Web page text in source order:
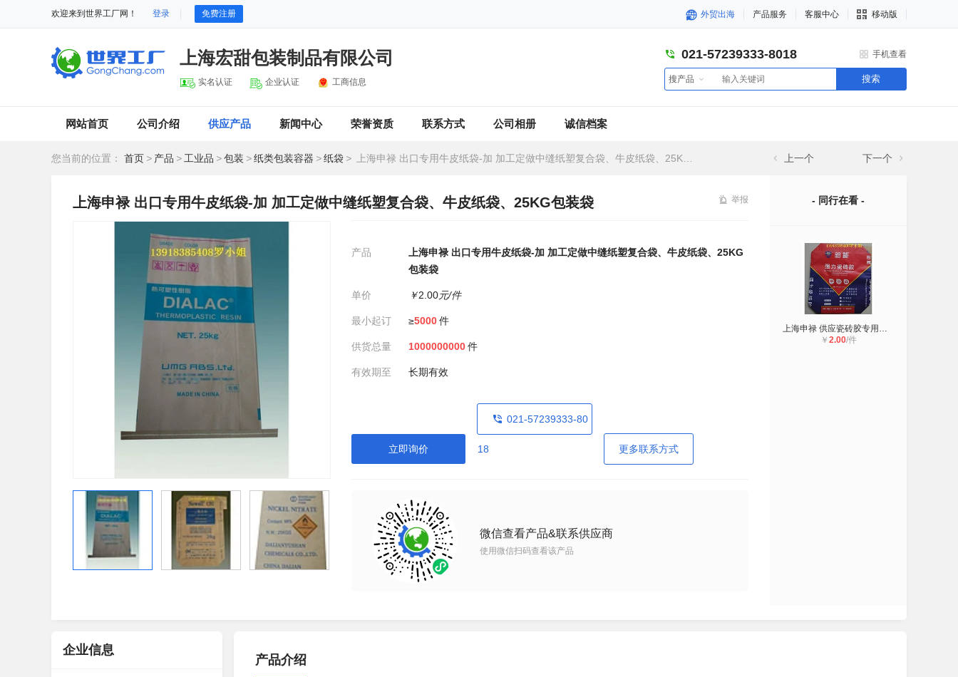
欢迎来到世界工厂网！ 登录 免费注册 外贸出海 产品服务 客服中心 移动版
上海宏甜包装制品有限公司
实名认证 企业认证 工商信息
021-57239333-8018 手机查看
搜产品 搜索
网站首页 公司介绍 供应产品 新闻中心 荣誉资质 联系方式 公司相册 诚信档案
您当前的位置： 首页 > 产品 > 工业品 >包装 >纸类包装容器 >纸袋 > 上海申禄 出口专用牛皮纸袋-加 加工定做中缝纸塑复合袋、牛皮纸袋、25KG包装袋 上一个 下一个
上海申禄 出口专用牛皮纸袋-加 加工定做中缝纸塑复合袋、牛皮纸袋、25KG包装袋 举报
产品
上海申禄 出口专用牛皮纸袋-加 加工定做中缝纸塑复合袋、牛皮纸袋、25KG
包装袋
单价 ￥2.00元/件
最小起订 ≥5000件
供货总量 1000000000件
有效期至 长期有效
立即询价
021-57239333-80
18 更多联系方式
微信查看产品&联系供应商
使用微信扫码查看该产品
- 同行在看 -
上海申禄 供应瓷砖胶专用阀口袋 自动
￥ 2.00/件
企业信息
产品介绍